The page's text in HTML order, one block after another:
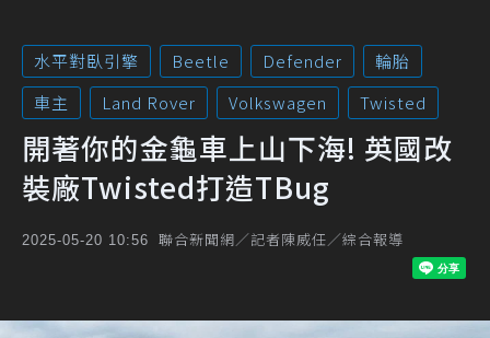
水平對臥引擎 Beetle Defender
輪胎
車主
Land Rover Volkswagen Twisted
開著你的金龜車上山下海! 英國改
裝廠Twisted打造TBug
2025-05-20 10:56 聯合新聞網／記者陳威任／綜合報導